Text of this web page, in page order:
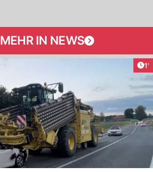
MEHR IN NEWS
1'